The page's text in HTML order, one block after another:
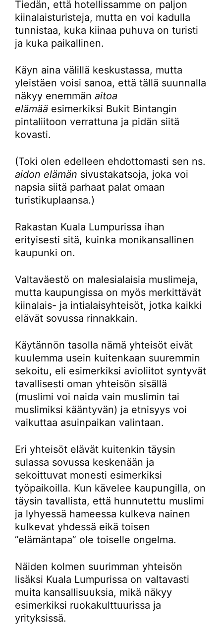
Tiedän, että hotellissamme on paljon
kiinalaisturisteja, mutta en voi kadulla
tunnistaa, kuka kiinaa puhuva on turisti
ja kuka paikallinen.
Käyn aina välillä keskustassa, mutta
yleistäen voisi sanoa, että tällä suunnalla
näkyy enemmän aitoa
elämää esimerkiksi Bukit Bintangin
pintaliitoon verrattuna ja pidän siitä
kovasti.
(Toki olen edelleen ehdottomasti sen ns.
aidon elämän sivustakatsoja, joka voi
napsia siitä parhaat palat omaan
turistikuplaansa.)
Rakastan Kuala Lumpurissa ihan
erityisesti sitä, kuinka monikansallinen
kaupunki on.
Valtaväestö on malesialaisia muslimeja,
mutta kaupungissa on myös merkittävät
kiinalais- ja intialaisyhteisöt, jotka kaikki
elävät sovussa rinnakkain.
Käytännön tasolla nämä yhteisöt eivät
kuulemma usein kuitenkaan suuremmin
sekoitu, eli esimerkiksi avioliitot syntyvät
tavallisesti oman yhteisön sisällä
(muslimi voi naida vain muslimin tai
muslimiksi kääntyvän) ja etnisyys voi
vaikuttaa asuinpaikan valintaan.
Eri yhteisöt elävät kuitenkin täysin
sulassa sovussa keskenään ja
sekoittuvat monesti esimerkiksi
työpaikoilla. Kun kävelee kaupungilla, on
täysin tavallista, että hunnutettu muslimi
ja lyhyessä hameessa kulkeva nainen
kulkevat yhdessä eikä toisen
”elämäntapa” ole toiselle ongelma.
Näiden kolmen suurimman yhteisön
lisäksi Kuala Lumpurissa on valtavasti
muita kansallisuuksia, mikä näkyy
esimerkiksi ruokakulttuurissa ja
yrityksissä.